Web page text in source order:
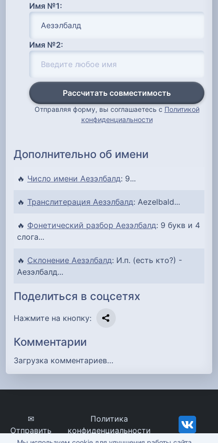
Имя №1:
Имя №2:
Рассчитать совместимость
Отправляя форму, вы соглашаетесь с Политикой
конфиденциальности
Дополнительно об имени
🔥 Число имени Аезэлбалд: 9...
🔥 Транслитерация Аезэлбалд: Aezelbald...
🔥 Фонетический разбор Аезэлбалд: 9 букв и 4
слога...
🔥 Склонение Аезэлбалд: И.п. (есть кто?) -
Аезэлбалд...
Поделиться в соцсетях
Нажмите на кнопку:
Комментарии
Загрузка комментариев…
✉
Отправить
Политика
конфиденциальности